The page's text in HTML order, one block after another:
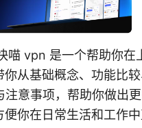
喵 vpn 是一个帮助你在
你从基础概念、功能比
意事项，帮助你做出
你在日常生活和工作中